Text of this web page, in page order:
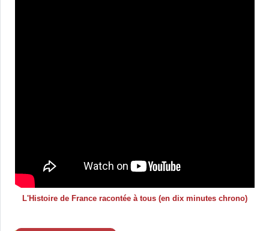
L'Histoire de France racontée à tous (en dix minutes chrono)